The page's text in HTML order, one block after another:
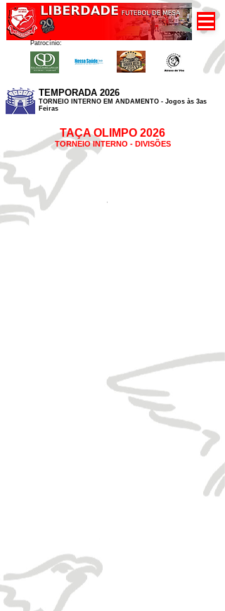
Patrocínio:
TEMPORADA 2026
TORNEIO INTERNO EM ANDAMENTO - Jogos às 3as
Feiras
TAÇA OLIMPO 2026
TORNEIO INTERNO - DIVISÕES